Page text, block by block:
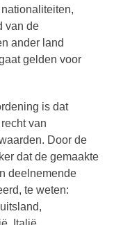
van de
ander land
gelden voor
is dat
van
Door de
dat de gemaakte
deelnemende
te weten: